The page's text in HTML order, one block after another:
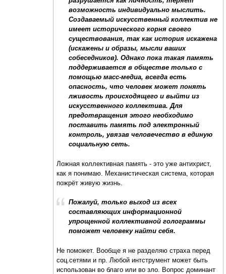
возможность индивидуально мыслить.
Создаваемый искусственный коллектив не
имеет исторического корня своего
существования, так как история искажена
(искажены и образы, мысли ваших
собеседников). Однако пока такая память
поддерживается в обществе только с
помощью масс-медиа, всегда есть
опасность, что человек может понять
лживость происходящего и выйти из
искусственного коллектива. Для
предотвращения этого необходимо
поставить память под электронный
контроль, увязав человечество в единую
социальную сеть.
Ложная коллективная память - это уже антихрист,
как я понимаю. Механистическая система, которая
пожрёт живую жизнь.
Пожалуй, только выход из всех
составляющих информационной
упрощенной коллективной голограммы
поможет человеку найти себя.
Не поможет. Вообще я не разделяю страха перед
соц.сетями и пр. Любой интструмент может быть
использован во благо или во зло. Вопрос доминант